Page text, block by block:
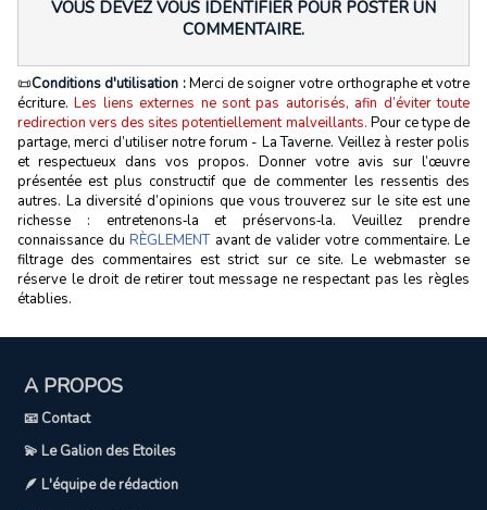
VOUS DEVEZ VOUS IDENTIFIER POUR POSTER UN
COMMENTAIRE.
📜Conditions d'utilisation :Merci de soigner votre orthographe et votre
écriture.Les liens externes ne sont pas autorisés, afin d’éviter toute
redirection vers des sites potentiellement malveillants. Pour ce type de
partage, merci d’utiliser notre forum - La Taverne. Veillez à rester polis
et respectueux dans vos propos. Donner votre avis sur l’œuvre
présentée est plus constructif que de commenter les ressentis des
autres. La diversité d’opinions que vous trouverez sur le site est une
richesse : entretenons‑la et préservons‑la. Veuillez prendre
connaissance du RÈGLEMENTavant de valider votre commentaire. Le
filtrage des commentaires est strict sur ce site. Le webmaster se
réserve le droit de retirer tout message ne respectant pas les règles
établies.
A PROPOS
📧 Contact
💫 Le Galion des Etoiles
🪶 L'équipe de rédaction